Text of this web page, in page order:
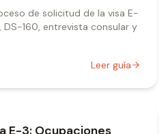
de solicitud de la visa E-
DS-160, entrevista consular y
Leer guía
E-3: Ocupaciones